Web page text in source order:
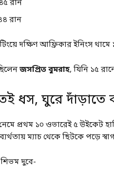
রান
রান
দক্ষিণ আফ্রিকার ইনিংস থামে
জসপ্রিত বুমরাহ, যিনি ১৫
ধস, ঘুরে দাঁড়াতে
প্রথম ১০ ওভারেই ৫ উইকেট
ম্যাচ থেকে ছিটকে পড়ে
দুবে-